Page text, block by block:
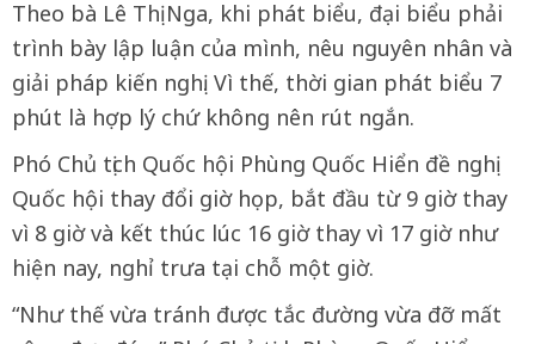
Theo bà Lê Thị Nga, khi phát biểu, đại biểu phải
trình bày lập luận của mình, nêu nguyên nhân và
giải pháp kiến nghị. Vì thế, thời gian phát biểu 7
phút là hợp lý chứ không nên rút ngắn.
Phó Chủ tịch Quốc hội Phùng Quốc Hiển đề nghị
Quốc hội thay đổi giờ họp, bắt đầu từ 9 giờ thay
vì 8 giờ và kết thúc lúc 16 giờ thay vì 17 giờ như
hiện nay, nghỉ trưa tại chỗ một giờ.
“Như thế vừa tránh được tắc đường vừa đỡ mất